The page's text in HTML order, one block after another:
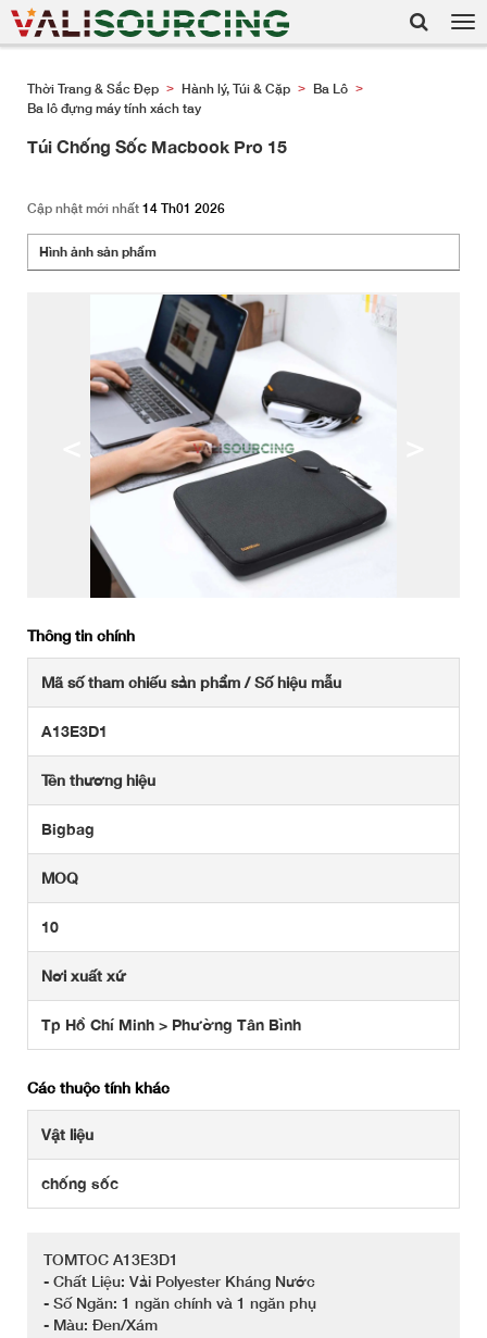
Thời Trang & Sắc Đẹp > Hành lý, Túi & Cặp > Ba Lô >
Ba lô đựng máy tính xách tay
Túi Chống Sốc Macbook Pro 15
Cập nhật mới nhất 14 Th01 2026
Hình ảnh sản phẩm
Thông tin chính
Mã số tham chiếu sản phẩm / Số hiệu mẫu
A13E3D1
Tên thương hiệu
Bigbag
MOQ
10
Nơi xuất xứ
Tp Hồ Chí Minh > Phường Tân Bình
Các thuộc tính khác
Vật liệu
chống sốc
TOMTOC A13E3D1
- Chất Liệu: Vải Polyester Kháng Nước
- Số Ngăn: 1 ngăn chính và 1 ngăn phụ
- Màu: Đen/Xám